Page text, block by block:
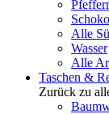
Alle
Wasser
Alle
Taschen &
Zurück zu